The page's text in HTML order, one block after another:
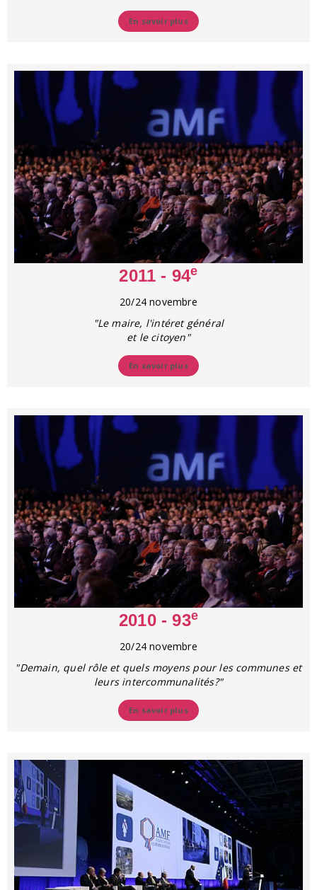
En savoir plus
2011 - 94e
20/24 novembre
"Le maire, l'intéret général
et le citoyen"
En savoir plus
2010 - 93e
20/24 novembre
"Demain, quel rôle et quels moyens pour les communes et
leurs intercommunalités?"
En savoir plus